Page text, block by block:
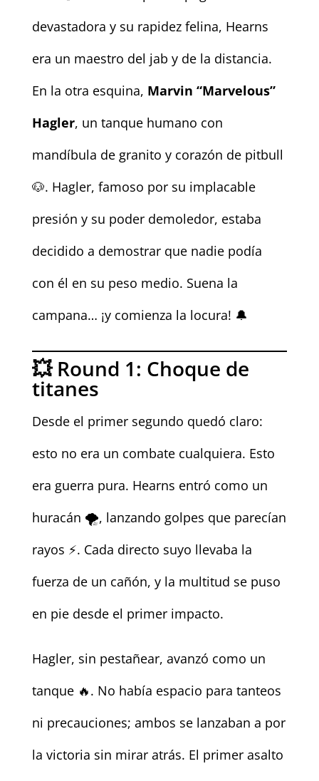
devastadora y su rapidez felina, Hearns
era un maestro del jab y de la distancia.
En la otra esquina, Marvin “Marvelous”
Hagler, un tanque humano con
mandíbula de granito y corazón de pitbull
🐶. Hagler, famoso por su implacable
presión y su poder demoledor, estaba
decidido a demostrar que nadie podía
con él en su peso medio. Suena la
campana… ¡y comienza la locura! 🔔
💥 Round 1: Choque de
titanes
Desde el primer segundo quedó claro:
esto no era un combate cualquiera. Esto
era guerra pura. Hearns entró como un
huracán 🌪️, lanzando golpes que parecían
rayos ⚡. Cada directo suyo llevaba la
fuerza de un cañón, y la multitud se puso
en pie desde el primer impacto.
Hagler, sin pestañear, avanzó como un
tanque 🔥. No había espacio para tanteos
ni precauciones; ambos se lanzaban a por
la victoria sin mirar atrás. El primer asalto